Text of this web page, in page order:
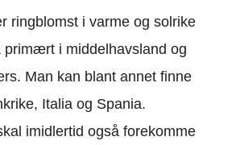
ringblomst i varme og solrike
primært i middelhavsland og
Man kan blant annet finne
Italia og Spania.
imidlertid også forekomme